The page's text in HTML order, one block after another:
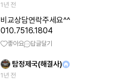
1년 전
비교상담연락주세요^^
010.7516.1804
좋아요 답글달기
탐정제국(해결사)
1년 전